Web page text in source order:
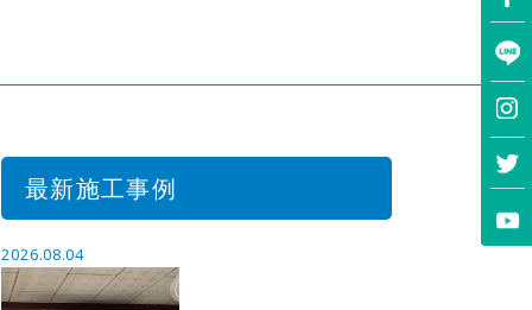
最新施工事例
2026.08.04